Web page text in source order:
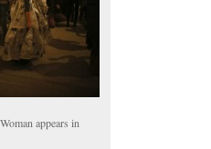
appears in